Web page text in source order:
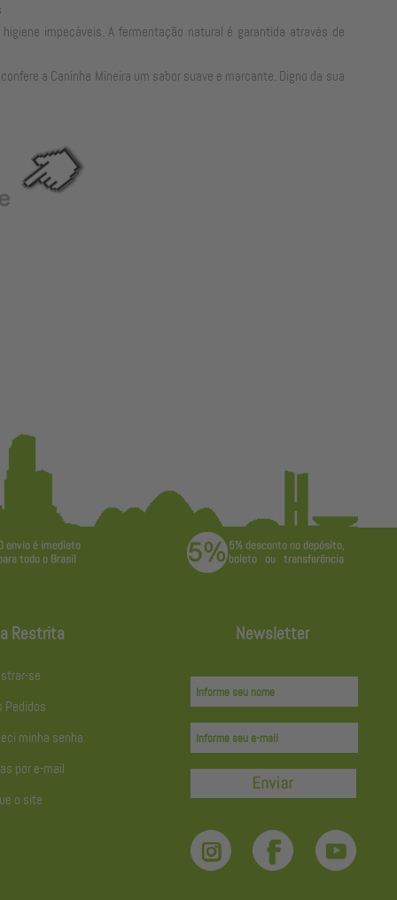
impecáveis. A fermentação natural é garantida através de
a Caninha Mineira um sabor suave e marcante. Digno da sua
Restrita
se
Pedidos
minha senha
por e-mail
o site
Newsletter